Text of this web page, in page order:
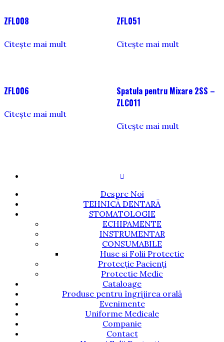
ZFL008
Citește mai mult
ZFL051
Citește mai mult
ZFL006
Citește mai mult
Spatula pentru Mixare 2SS –
ZLC011
Citește mai mult
Despre Noi
TEHNICĂ DENTARĂ
STOMATOLOGIE
ECHIPAMENTE
INSTRUMENTAR
CONSUMABILE
Huse si Folii Protectie
Protecție Pacienți
Protectie Medic
Cataloage
Produse pentru îngrijirea orală
Evenimente
Uniforme Medicale
Companie
Contact